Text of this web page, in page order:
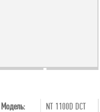
+21
Модель:
NT 1100D DCT